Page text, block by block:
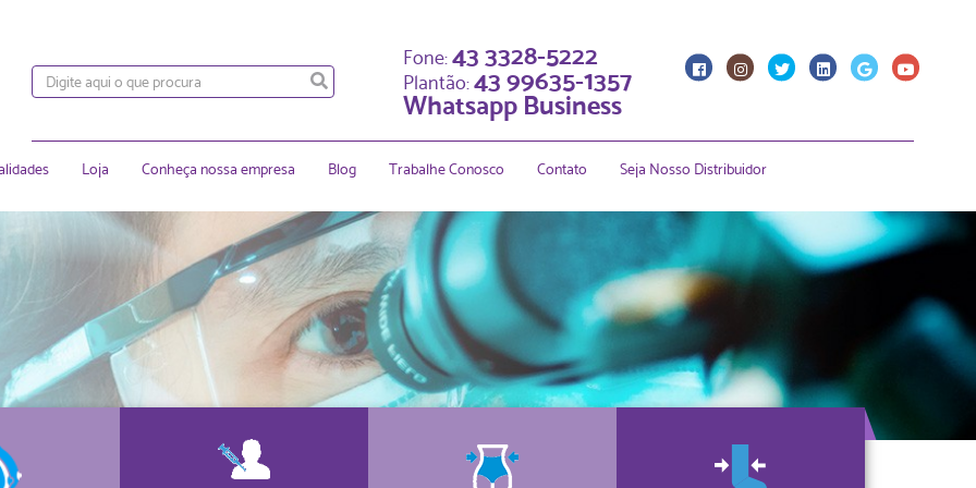
Fone:43 3328-5222
Plantão:43 99635-1357
Whatsapp Business
Loja Conheça nossa empresa Blog Trabalhe Conosco Contato Seja Nosso Distribuidor